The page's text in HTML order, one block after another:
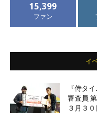
15,399
ファン
イ
『侍タ
審査員
３月３